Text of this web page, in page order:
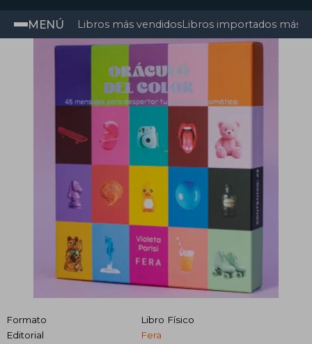
MENÚ Libros más vendidosLibros importados más
Formato
Libro Físico
Editorial
Fera